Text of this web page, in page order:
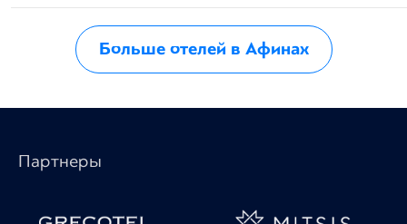
Больше отелей в Афинах
Партнеры